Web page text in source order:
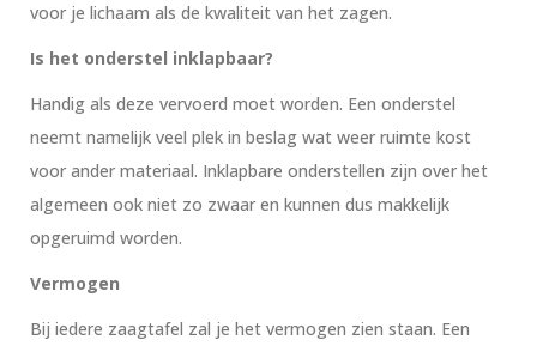
voor je lichaam als de kwaliteit van het zagen.
Is het onderstel inklapbaar?
Handig als deze vervoerd moet worden. Een onderstel
neemt namelijk veel plek in beslag wat weer ruimte kost
voor ander materiaal. Inklapbare onderstellen zijn over het
algemeen ook niet zo zwaar en kunnen dus makkelijk
opgeruimd worden.
Vermogen
Bij iedere zaagtafel zal je het vermogen zien staan. Een